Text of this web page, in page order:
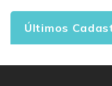
Últimos